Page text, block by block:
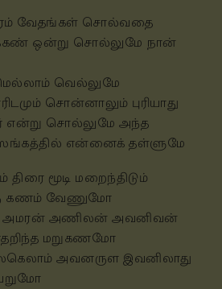
வேதங்கள் சொல்வதை
ஒன்று சொல்லுமே நான்
வெல்லுமே
சொன்னாலும் புரியாது
என்று சொல்லுமே அந்த
என்னைக் தள்ளுமே
மூடி மறைந்திடும்
கணம் வேணுமோ
அமரன் அணிலன் அவனிவன்
மறுகணமோ
அவனருள இவனிலாது